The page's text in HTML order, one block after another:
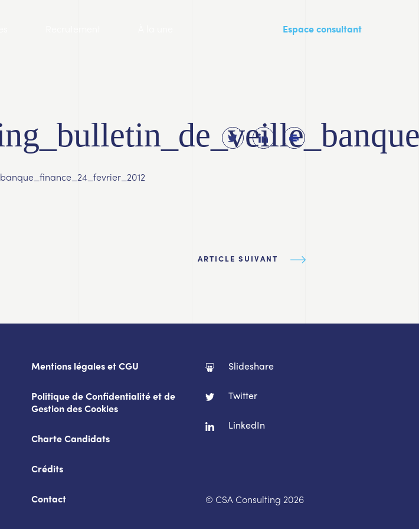
Espace consultant
ARTICLE SUIVANT
Mentions légales et CGU
Politique de Confidentialité et de
Gestion des Cookies
Charte Candidats
Crédits
Contact
Slideshare
Twitter
LinkedIn
© CSA Consulting 2026